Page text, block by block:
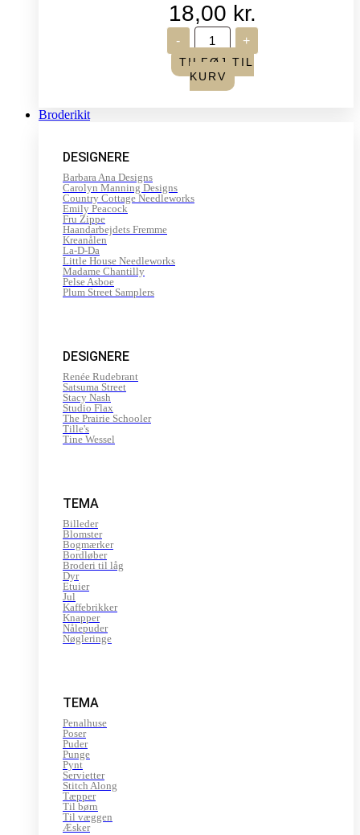
18,00 kr.
-
Gütermann
Ritråd
-
gul
-
+
TILFØJ TIL
KURV
Broderikit
DESIGNERE
Barbara Ana Designs
Carolyn Manning Designs
Country Cottage Needleworks
Emily Peacock
Fru Zippe
Haandarbejdets Fremme
Kreanålen
La-D-Da
Little House Needleworks
Madame Chantilly
Pelse Asboe
Plum Street Samplers
DESIGNERE
Renée Rudebrant
Satsuma Street
Stacy Nash
Studio Flax
The Prairie Schooler
Tille's
Tine Wessel
TEMA
Billeder
Blomster
Bogmærker
Bordløber
Broderi til låg
Dyr
Etuier
Jul
Kaffebrikker
Knapper
Nålepuder
Nøgleringe
TEMA
Penalhuse
Poser
Puder
Punge
Pynt
Servietter
Stitch Along
Tæpper
Til børn
Til væggen
Æsker